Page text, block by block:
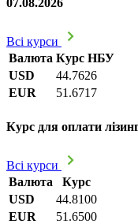
07.08.2026
Всі курси
Валюта Курс НБУ
USD
44.7626
EUR
51.6717
Курс для оплати
Всі курси
Валюта
Курс
USD
44.8100
EUR
51.6500